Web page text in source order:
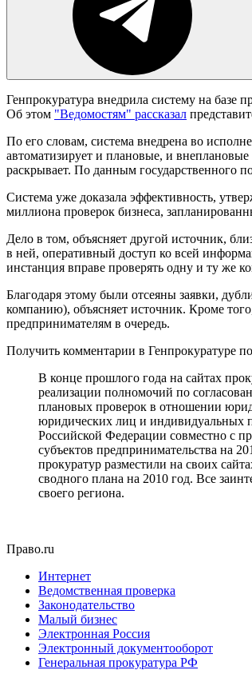
Генпрокуратура внедрила систему на базе
Об этом "Ведомостям" рассказал
По его словам, система внедрена во
автоматизирует и плановые, и
раскрывает. По данным государственного
Система уже доказала эффективность,
миллиона проверок бизнеса,
Дело в том, объясняет другой источник,
в ней, оперативный доступ ко всей
инстанция вправе проверять одну и ту же
Благодаря этому были отсеяны заявки,
компанию), объясняет источник. Кроме
предпринимателям в очередь.
Получить комментарии в Генпрокуратуре
В конце прошлого года на сайтах
реализации полномочий по
плановых проверок в отношении
юридических лиц и индивидуальных
Российской Федерации совместно с
субъектов предпринимательства на
прокуратур разместили на своих
сводного плана на 2010 год. Все
своего региона.
Право.ru
Интернет
Ведомственная проверка
Законодательство
Малый бизнес
Электронная Россия
Электронный документооборот
Генеральная прокуратура РФ